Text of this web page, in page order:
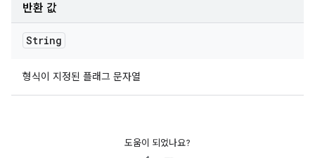
반환 값
String
형식이 지정된 플래그 문자열
도움이 되었나요?